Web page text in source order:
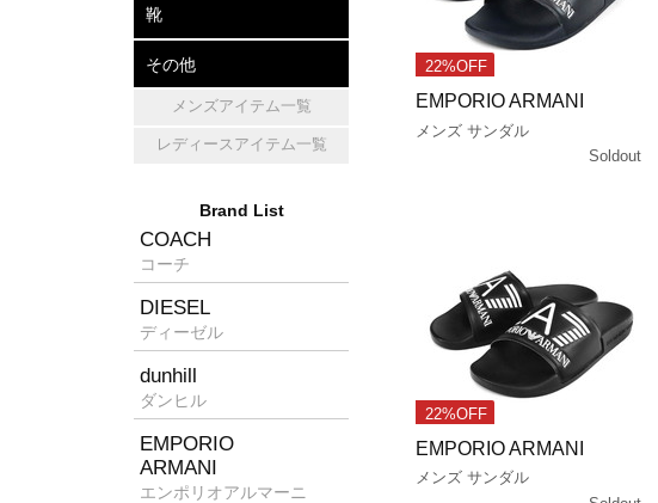
22%OFF
EMPORIO ARMANI
メンズ サンダル
Soldout
22%OFF
EMPORIO ARMANI
メンズ サンダル
アパレル
帽子
マフラー・ショール
靴
レザーシューズ
パンプス
スニーカー
その他
キッチン雑貨
ホームフレグランス
消臭グッズ
メンズアイテム一覧
レディースアイテム一覧
Brand List
COACH
コーチ
DIESEL
ディーゼル
dunhill
ダンヒル
EMPORIO
ARMANI
エンポリオアルマーニ